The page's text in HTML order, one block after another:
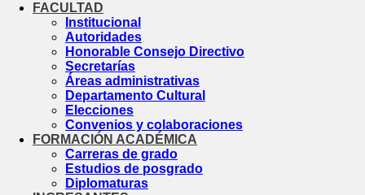
FACULTAD
Institucional
Autoridades
Honorable Consejo Directivo
Secretarías
Áreas administrativas
Departamento Cultural
Elecciones
Convenios y colaboraciones
FORMACIÓN ACADÉMICA
Carreras de grado
Estudios de posgrado
Diplomaturas